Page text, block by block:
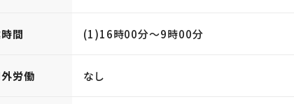
間 (1)16時00分〜9時00分
労働 なし